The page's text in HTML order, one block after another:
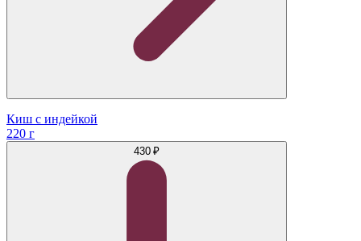
Киш с индейкой
220 г
430 ₽